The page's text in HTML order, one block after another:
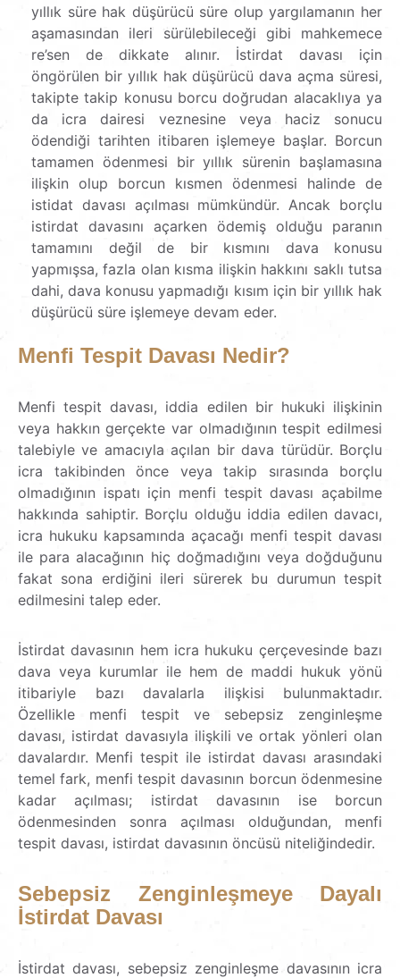
yıllık süre hak düşürücü süre olup yargılamanın her
aşamasından ileri sürülebileceği gibi mahkemece
re’sen de dikkate alınır. İstirdat davası için
öngörülen bir yıllık hak düşürücü dava açma süresi,
takipte takip konusu borcu doğrudan alacaklıya ya
da icra dairesi veznesine veya haciz sonucu
ödendiği tarihten itibaren işlemeye başlar. Borcun
tamamen ödenmesi bir yıllık sürenin başlamasına
ilişkin olup borcun kısmen ödenmesi halinde de
istidat davası açılması mümkündür. Ancak borçlu
istirdat davasını açarken ödemiş olduğu paranın
tamamını değil de bir kısmını dava konusu
yapmışsa, fazla olan kısma ilişkin hakkını saklı tutsa
dahi, dava konusu yapmadığı kısım için bir yıllık hak
düşürücü süre işlemeye devam eder.
Menfi Tespit Davası Nedir?
Menfi tespit davası, iddia edilen bir hukuki ilişkinin
veya hakkın gerçekte var olmadığının tespit edilmesi
talebiyle ve amacıyla açılan bir dava türüdür. Borçlu
icra takibinden önce veya takip sırasında borçlu
olmadığının ispatı için menfi tespit davası açabilme
hakkında sahiptir. Borçlu olduğu iddia edilen davacı,
icra hukuku kapsamında açacağı menfi tespit davası
ile para alacağının hiç doğmadığını veya doğduğunu
fakat sona erdiğini ileri sürerek bu durumun tespit
edilmesini talep eder.
İstirdat davasının hem icra hukuku çerçevesinde bazı
dava veya kurumlar ile hem de maddi hukuk yönü
itibariyle bazı davalarla ilişkisi bulunmaktadır.
Özellikle menfi tespit ve sebepsiz zenginleşme
davası, istirdat davasıyla ilişkili ve ortak yönleri olan
davalardır. Menfi tespit ile istirdat davası arasındaki
temel fark, menfi tespit davasının borcun ödenmesine
kadar açılması; istirdat davasının ise borcun
ödenmesinden sonra açılması olduğundan, menfi
tespit davası, istirdat davasının öncüsü niteliğindedir.
Sebepsiz Zenginleşmeye Dayalı
İstirdat Davası
İstirdat davası, sebepsiz zenginleşme davasının icra